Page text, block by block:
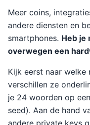
Meer coins,
andere diensten en
smartphones. Heb je
overwegen een
Kijk eerst naar
verschillen ze
je 24 woorden op
seed). Aan de hand
andere private keys